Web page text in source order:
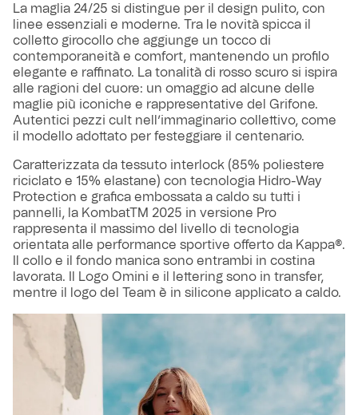
La maglia 24/25 si distingue per il design pulito, con
linee essenziali e moderne. Tra le novità spicca il
colletto girocollo che aggiunge un tocco di
contemporaneità e comfort, mantenendo un profilo
elegante e raffinato. La tonalità di rosso scuro si ispira
alle ragioni del cuore: un omaggio ad alcune delle
maglie più iconiche e rappresentative del Grifone.
Autentici pezzi cult nell’immaginario collettivo, come
il modello adottato per festeggiare il centenario.
Caratterizzata da tessuto interlock (85% poliestere
riciclato e 15% elastane) con tecnologia Hidro-Way
Protection e grafica embossata a caldo su tutti i
pannelli, la KombatTM 2025 in versione Pro
rappresenta il massimo del livello di tecnologia
orientata alle performance sportive offerto da Kappa®.
Il collo e il fondo manica sono entrambi in costina
lavorata. Il Logo Omini e il lettering sono in transfer,
mentre il logo del Team è in silicone applicato a caldo.